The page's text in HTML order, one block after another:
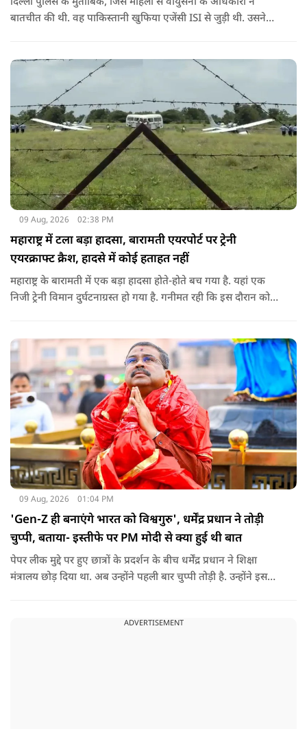
बातचीत की थी. वह पाकिस्तानी खुफिया एजेंसी ISI से जुड़ी थी. उसने
09 Aug, 2026 02:38 PM
महाराष्ट्र में टला बड़ा हादसा, बारामती एयरपोर्ट पर ट्रेनी
एयरक्राफ्ट क्रैश, हादसे में कोई हताहत नहीं
महाराष्ट्र के बारामती में एक बड़ा हादसा होते-होते बच गया है. यहां एक
निजी ट्रेनी विमान दुर्घटनाग्रस्त हो गया है. गनीमत रही कि इस दौरान कोई
09 Aug, 2026 01:04 PM
'Gen-Z ही बनाएंगे भारत को विश्वगुरु', धर्मेंद्र प्रधान ने तोड़ी
चुप्पी, बताया- इस्तीफे पर PM मोदी से क्या हुई थी बात
पेपर लीक मुद्दे पर हुए छात्रों के प्रदर्शन के बीच धर्मेंद्र प्रधान ने शिक्षा
मंत्रालय छोड़ दिया था. अब उन्होंने पहली बार चुप्पी तोड़ी है. उन्होंने इस
ADVERTISEMENT